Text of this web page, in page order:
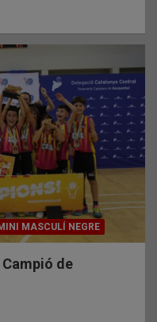
MASCULÍ NEGRE
de